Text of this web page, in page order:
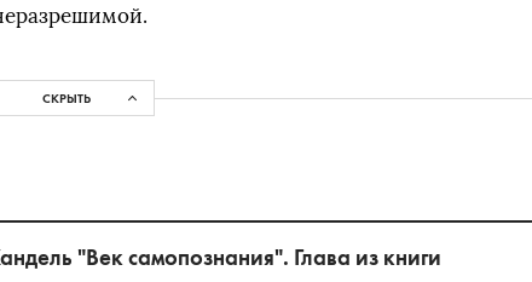
СКРЫТЬ
"Век самопознания". Глава из книги